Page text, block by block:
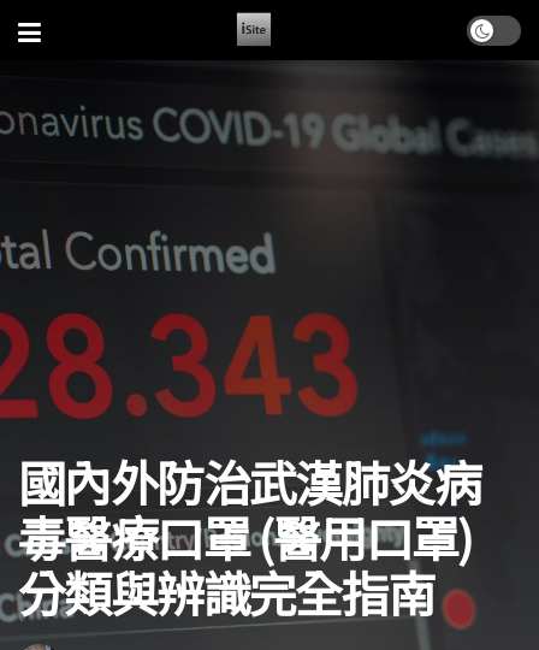
國內外防治武漢肺炎病
毒醫療口罩 (醫用口罩)
分類與辨識完全指南